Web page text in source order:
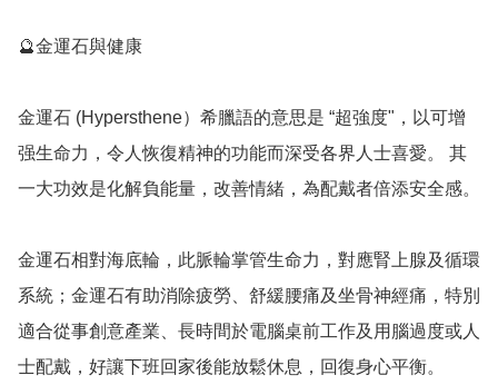
🔮金運石與健康
金運石 (Hypersthene）希臘語的意思是 “超強度"，以可增
强生命力，令人恢復精神的功能而深受各界人士喜愛。 其
一大功效是化解負能量，改善情緒，為配戴者倍添安全感。
金運石相對海底輪，此脈輪掌管生命力，對應腎上腺及循環
系統；金運石有助消除疲勞、舒緩腰痛及坐骨神經痛，特別
適合從事創意產業、長時間於電腦桌前工作及用腦過度或人
士配戴，好讓下班回家後能放鬆休息，回復身心平衡。